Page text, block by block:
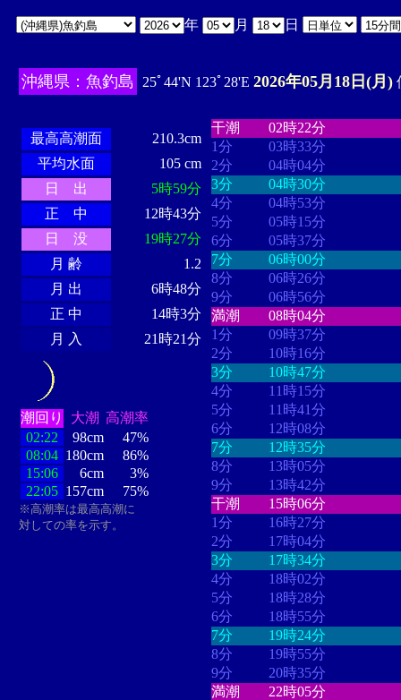
年 月 日
沖縄県：魚釣島 25ﾟ44'N 123ﾟ28'E 2026年05月18日(月)
最高高潮面
210.3cm
平均水面
105 cm
日 出
5時59分
正 中
12時43分
日 没
19時27分
月 齢
1.2
月 出
6時48分
正 中
14時3分
月 入
21時21分
潮回り 大潮 高潮率
02:22
98cm
47%
08:04 180cm
86%
15:06
6cm
3%
22:05 157cm 75%
※高潮率は最高高潮に
対しての率を示す。
干潮
02時22分
1分
03時33分
2分
04時04分
3分
04時30分
4分
04時53分
5分
05時15分
6分
05時37分
7分
06時00分
8分
06時26分
9分
06時56分
満潮
08時04分
1分
09時37分
2分
10時16分
3分
10時47分
4分
11時15分
5分
11時41分
6分
12時08分
7分
12時35分
8分
13時05分
9分
13時42分
干潮
15時06分
1分
16時27分
2分
17時04分
3分
17時34分
4分
18時02分
5分
18時28分
6分
18時55分
7分
19時24分
8分
19時55分
9分
20時35分
満潮
22時05分